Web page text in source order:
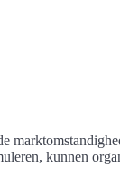
kunnen